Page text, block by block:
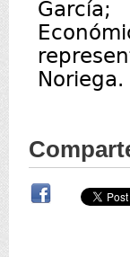
Noriega.